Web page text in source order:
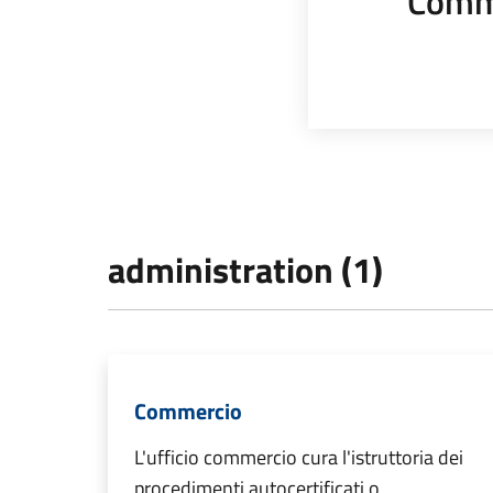
administration (1)
Commercio
L'ufficio commercio cura l'istruttoria dei